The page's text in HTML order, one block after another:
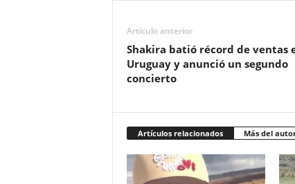
Artículo anterior
Shakira batió récord de ventas
Uruguay y anunció un segundo
concierto
Artículos relacionados Más del